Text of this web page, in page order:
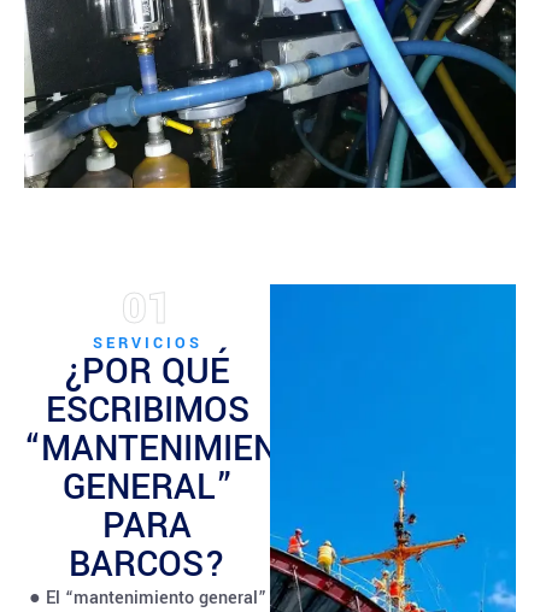
01
SERVICIOS
¿POR QUÉ
ESCRIBIMOS
“MANTENIMIENTO
GENERAL”
PARA
BARCOS?
● El “mantenimiento general”